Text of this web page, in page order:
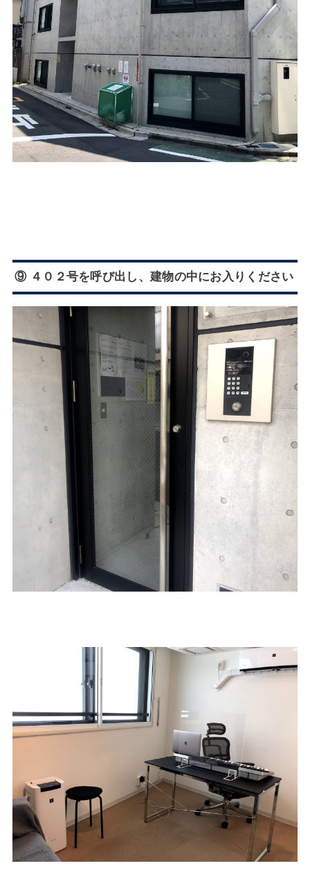
⑨ ４０２号を呼び出し、建物の中にお入りください